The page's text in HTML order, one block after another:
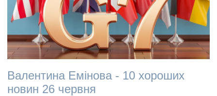
Валентина Емінова - 10 хороших
новин 26 червня